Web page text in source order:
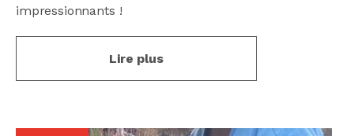
impressionnants !
Lire plus